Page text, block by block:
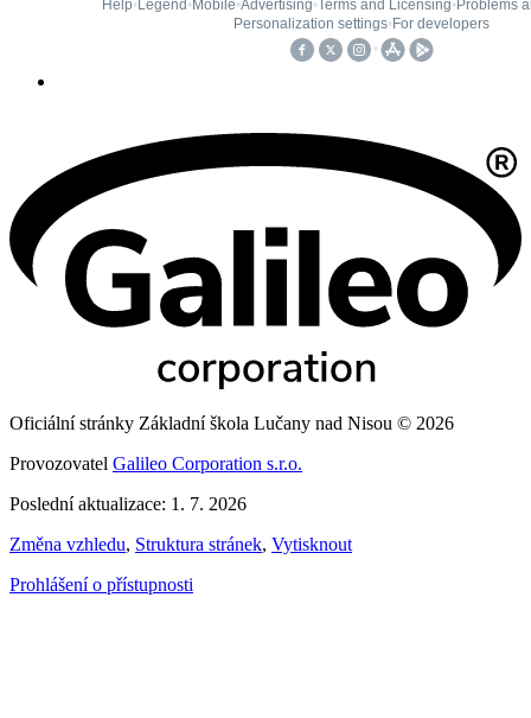
Oficiální stránky Základní škola Lučany nad Nisou © 2026
Provozovatel Galileo Corporation s.r.o.
Poslední aktualizace: 1. 7. 2026
Změna vzhledu, Struktura stránek, Vytisknout
Prohlášení o přístupnosti